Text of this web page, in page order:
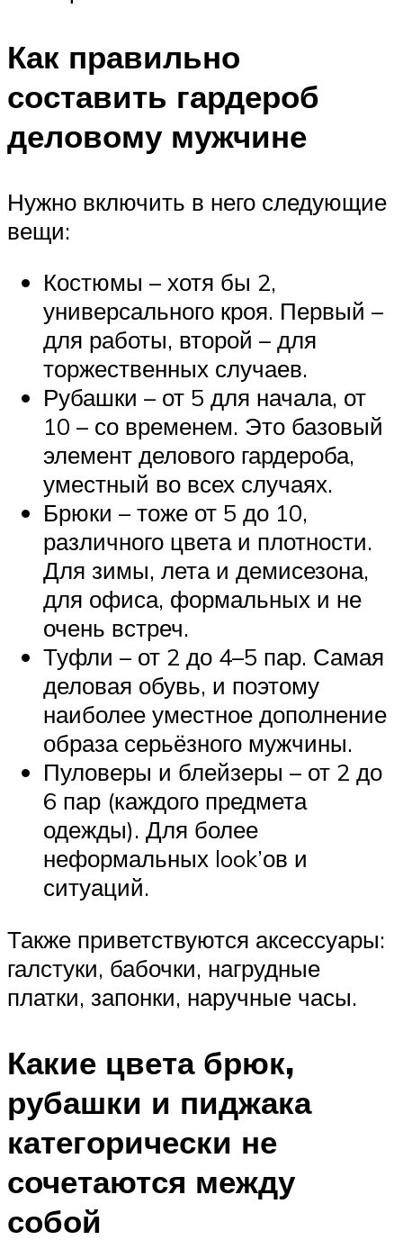
Как правильно
составить гардероб
деловому мужчине
Нужно включить в него следующие
вещи:
Костюмы – хотя бы 2,
универсального кроя. Первый –
для работы, второй – для
торжественных случаев.
Рубашки – от 5 для начала, от
10 – со временем. Это базовый
элемент делового гардероба,
уместный во всех случаях.
Брюки – тоже от 5 до 10,
различного цвета и плотности.
Для зимы, лета и демисезона,
для офиса, формальных и не
очень встреч.
Туфли – от 2 до 4–5 пар. Самая
деловая обувь, и поэтому
наиболее уместное дополнение
образа серьёзного мужчины.
Пуловеры и блейзеры – от 2 до
6 пар (каждого предмета
одежды). Для более
неформальных look’ов и
ситуаций.
Также приветствуются аксессуары:
галстуки, бабочки, нагрудные
платки, запонки, наручные часы.
Какие цвета брюк,
рубашки и пиджака
категорически не
сочетаются между
собой